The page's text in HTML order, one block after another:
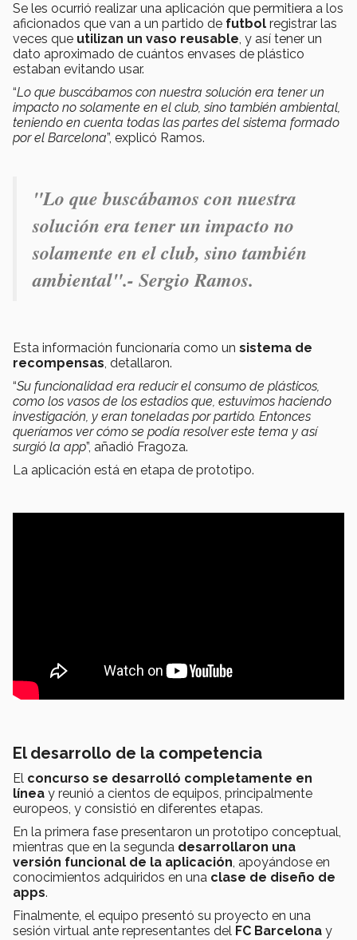
Se les ocurrió realizar una aplicación que permitiera a los
aficionados que van a un partido de futbol registrar las
veces que utilizan un vaso reusable, y así tener un
dato aproximado de cuántos envases de plástico
estaban evitando usar.
“Lo que buscábamos con nuestra solución era tener un
impacto no solamente en el club, sino también ambiental,
teniendo en cuenta todas las partes del sistema formado
por el Barcelona”, explicó Ramos.
"Lo que buscábamos con nuestra
solución era tener un impacto no
solamente en el club, sino también
ambiental".- Sergio Ramos.
Esta información funcionaría como un sistema de
recompensas, detallaron.
“Su funcionalidad era reducir el consumo de plásticos,
como los vasos de los estadios que, estuvimos haciendo
investigación, y eran toneladas por partido. Entonces
queríamos ver cómo se podía resolver este tema y así
surgió la app”, añadió Fragoza.
La aplicación está en etapa de prototipo.
El desarrollo de la competencia
El concurso se desarrolló completamente en
línea y reunió a cientos de equipos, principalmente
europeos, y consistió en diferentes etapas.
En la primera fase presentaron un prototipo conceptual,
mientras que en la segunda desarrollaron una
versión funcional de la aplicación, apoyándose en
conocimientos adquiridos en una clase de diseño de
apps.
Finalmente, el equipo presentó su proyecto en una
sesión virtual ante representantes del FC Barcelona y